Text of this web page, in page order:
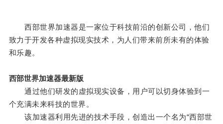
西部世界加速器是一家位于科技前沿的创新公司，他们
致力于开发各种虚拟现实技术，为人们带来前所未有的体验
和乐趣。
西部世界加速器最新版
通过他们研发的虚拟现实设备，用户可以切身体验到一
个充满未来科技的世界。
该加速器利用先进的技术手段，创造出一个名为“西部世